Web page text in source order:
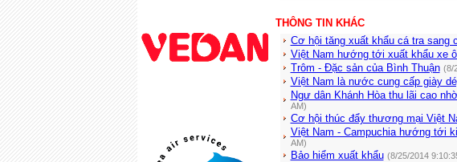
THÔNG TIN KHÁC
Cơ hội tăng xuất khẩu cá tra sang
Việt Nam hướng tới xuất khẩu xe
Trôm - Đặc sản của Bình Thuận (8/
Việt Nam là nước cung cấp giày
Ngư dân Khánh Hòa thu lãi cao
AM)
Cơ hội thúc đẩy thương mại Việt
Việt Nam - Campuchia hướng tới
AM)
Bảo hiểm xuất khẩu (8/25/2014